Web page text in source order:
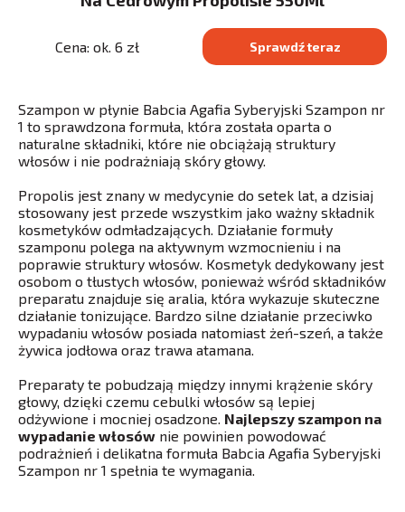
Cena: ok. 6 zł Sprawdź teraz
Szampon w płynie Babcia Agafia Syberyjski Szampon nr
1 to sprawdzona formuła, która została oparta o
naturalne składniki, które nie obciążają struktury
włosów i nie podrażniają skóry głowy.
Propolis jest znany w medycynie do setek lat, a dzisiaj
stosowany jest przede wszystkim jako ważny składnik
kosmetyków odmładzających. Działanie formuły
szamponu polega na aktywnym wzmocnieniu i na
poprawie struktury włosów. Kosmetyk dedykowany jest
osobom o tłustych włosów, ponieważ wśród składników
preparatu znajduje się aralia, która wykazuje skuteczne
działanie tonizujące. Bardzo silne działanie przeciwko
wypadaniu włosów posiada natomiast żeń-szeń, a także
żywica jodłowa oraz trawa atamana.
Preparaty te pobudzają między innymi krążenie skóry
głowy, dzięki czemu cebulki włosów są lepiej
odżywione i mocniej osadzone. Najlepszy szampon na
wypadanie włosów nie powinien powodować
podrażnień i delikatna formuła Babcia Agafia Syberyjski
Szampon nr 1 spełnia te wymagania.